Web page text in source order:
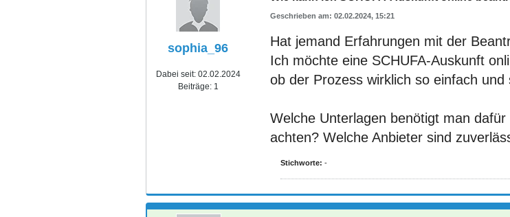
sophia_96
Dabei seit: 02.02.2024
Beiträge: 1
02.02.2024, 15:21
Hat jemand Erfahrungen mit der
Ich möchte eine SCHUFA-Auskunft
ob der Prozess wirklich so einfach
Welche Unterlagen benötigt man
achten? Welche Anbieter sind
Stichworte: -